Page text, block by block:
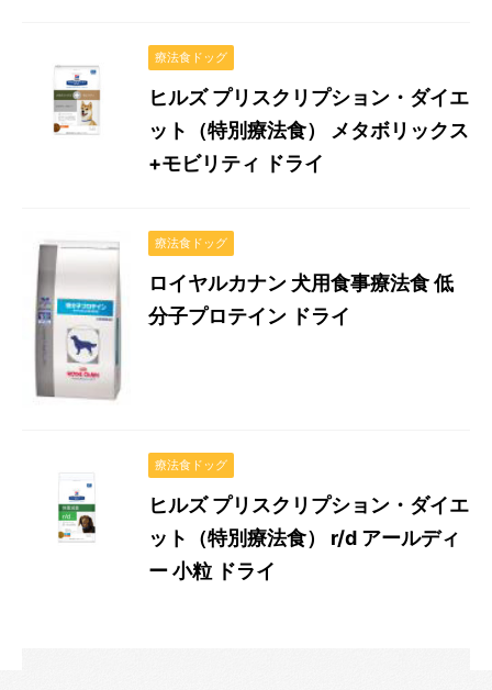
療法食ドッグ
ヒルズ プリスクリプション・ダイエ
ット（特別療法食） メタボリックス
+モビリティ ドライ
療法食ドッグ
ロイヤルカナン 犬用食事療法食 低
分子プロテイン ドライ
療法食ドッグ
ヒルズ プリスクリプション・ダイエ
ット（特別療法食） r/d アールディ
ー 小粒 ドライ